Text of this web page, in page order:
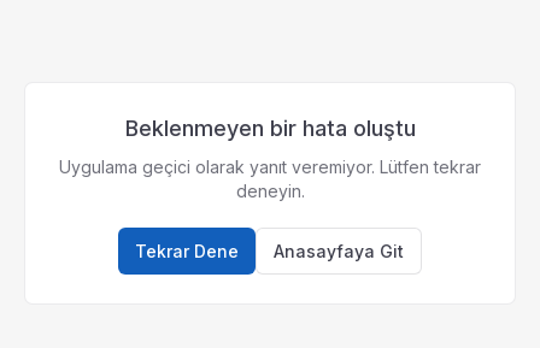
Beklenmeyen bir hata oluştu
Uygulama geçici olarak yanıt veremiyor. Lütfen tekrar
deneyin.
Tekrar Dene Anasayfaya Git